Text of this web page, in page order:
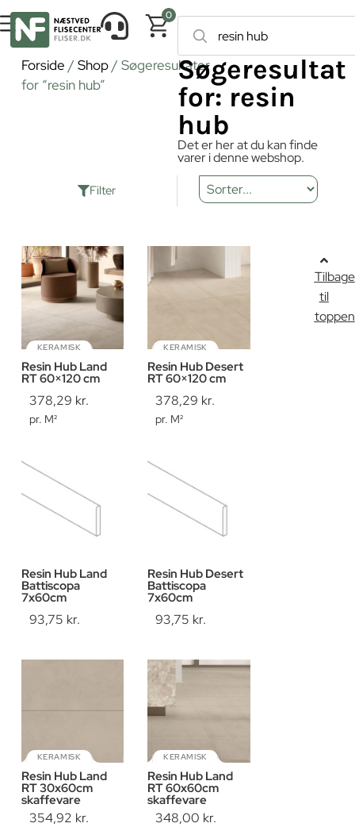
0
Forside / Shop/ Søgeresultater
for “resin hub”
Søgeresultat
for: resin
hub
Det er her at du kan finde
varer i denne webshop.
Filter
KERAMISK
Resin Hub Land
RT 60×120 cm
378,29 kr.
pr. M²
KERAMISK
Resin Hub Desert
RT 60×120 cm
378,29 kr.
pr. M²
Resin Hub Land
Battiscopa
7x60cm
93,75 kr.
Resin Hub Desert
Battiscopa
7x60cm
93,75 kr.
KERAMISK
Resin Hub Land
RT 30x60cm
skaffevare
354,92 kr.
KERAMISK
Resin Hub Land
RT 60x60cm
skaffevare
348,00 kr.
Tilbage
til
toppen